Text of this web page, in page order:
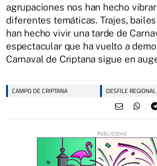
agrupaciones nos han hecho
diferentes temáticas. Trajes,
han hecho vivir una tarde de
espectacular que ha vuelto a
Carnaval de Criptana sigue en
CAMPO DE CRIPTANA DESFILE